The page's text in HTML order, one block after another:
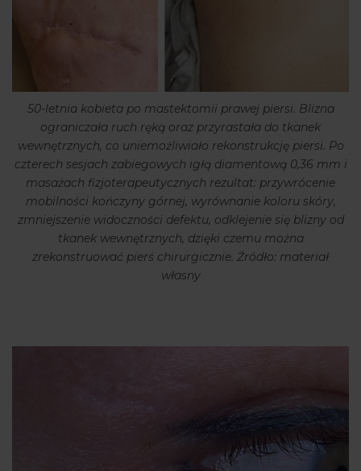
50-letnia kobieta po mastektomii prawej piersi. Blizna
ograniczała ruch ręką oraz przyrastała do tkanek
wewnętrznych, co uniemożliwiało rekonstrukcję piersi. Po
czterech sesjach zabiegowych igłą diamentową 0,36 mm i
masażach fizjoterapeutycznych rezultat: przywrócenie
mobilności kończyny górnej, wyrównanie koloru skóry,
zmniejszenie widoczności defektu, odklejenie się blizny od
tkanek wewnętrznych, dzięki czemu można
zrekonstruować pierś chirurgicznie. Źródło: materiał
własny